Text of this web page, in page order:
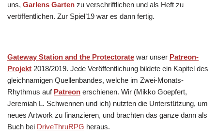
uns, Garlens Garten zu verschriftlichen und als Heft zu
veröffentlichen. Zur Spiel’19 war es dann fertig.
Gateway Station and the Protectorate war unser Patreon-
Projekt 2018/2019. Jede Veröffentlichung bildete ein Kapitel des
gleichnamigen Quellenbandes, welche im Zwei-Monats-
Rhythmus auf Patreon erschienen. Wir (Mikko Goepfert,
Jeremiah L. Schwennen und ich) nutzten die Unterstützung, um
neues Artwork zu finanzieren, und brachten das ganze dann als
Buch bei DriveThruRPG heraus.